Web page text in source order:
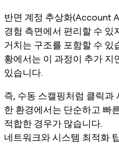
반면 계정 추상화(Account
경험 측면에서 편리할 수 있
거치는 구조를 포함할 수 있
황에서는 이 과정이 추가 지
있습니다.
즉, 수동 스캘핑처럼 클릭과
한 환경에서는 단순하고 빠
적합한 경우가 많습니다.
네트워크와 시스템 최적화